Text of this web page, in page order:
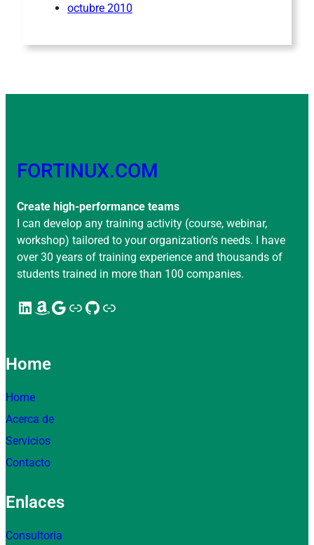
octubre 2010
FORTINUX.COM
Create high-performance teams
I can develop any training activity (course, webinar,
workshop) tailored to your organization’s needs. I have
over 30 years of training experience and thousands of
students trained in more than 100 companies.
LinkedIn Amazon Google Enlace GitHub Enlace
Home
Home
Acerca de
Servicios
Contacto
Enlaces
Consultoria